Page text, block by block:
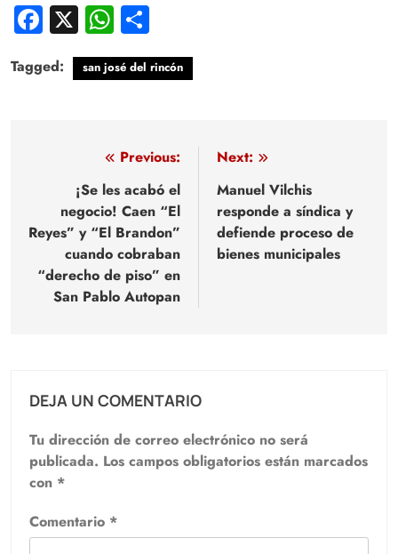
Facebook
X WhatsApp
Tagged: san josé del rincón
Navegación
entradas
Previous:
¡Se les acabó el
negocio! Caen “El
Reyes” y “El Brandon”
cuando cobraban
“derecho de piso” en
San Pablo Autopan
Next:
Manuel Vilchis
responde a síndica y
defiende proceso de
bienes municipales
DEJA UN COMENTARIO
Tu dirección de correo electrónico no será
publicada. Los campos obligatorios están marcados
con *
Comentario *